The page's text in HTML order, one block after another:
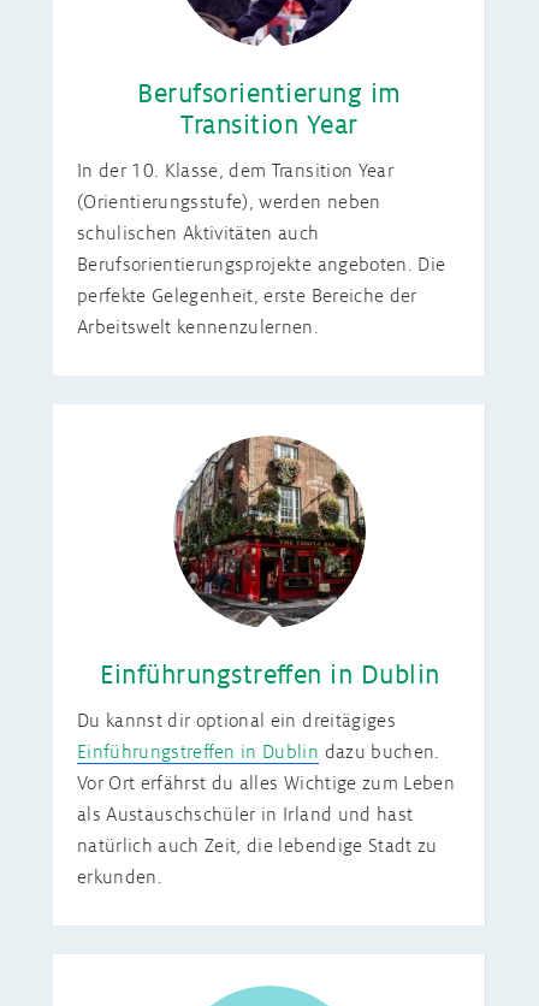
Berufsorientierung im
Transition Year
In der 10. Klasse, dem Transition Year
(Orientierungsstufe), werden neben
schulischen Aktivitäten auch
Berufsorientierungsprojekte angeboten. Die
perfekte Gelegenheit, erste Bereiche der
Arbeitswelt kennenzulernen.
Einführungstreffen in Dublin
Du kannst dir optional ein dreitägiges
Einführungstreffen in Dublin dazu buchen.
Vor Ort erfährst du alles Wichtige zum Leben
als Austauschschüler in Irland und hast
natürlich auch Zeit, die lebendige Stadt zu
erkunden.